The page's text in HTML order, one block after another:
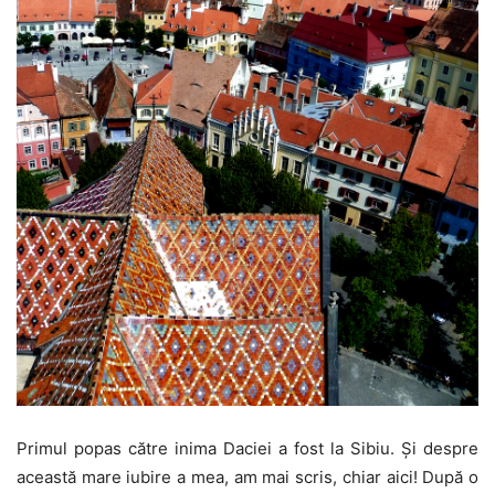
Primul popas către inima Daciei a fost la Sibiu. Și despre
această mare iubire a mea, am mai scris, chiar aici! După o